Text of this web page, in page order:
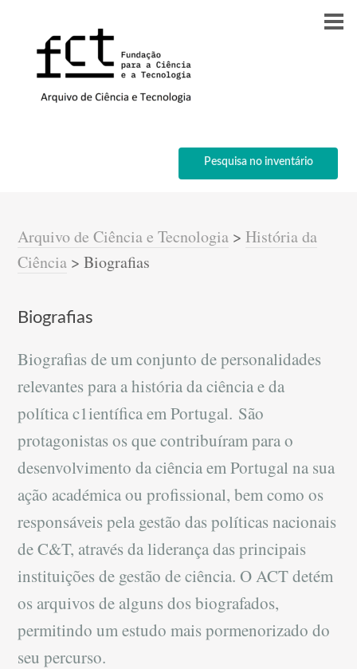
Pesquisa no inventário
Arquivo de Ciência e Tecnologia >História da
Ciência >Biografias
Biografias
Biografias de um conjunto de personalidades
relevantes para a história da ciência e da
política c1ientífica em Portugal. São
protagonistas os que contribuíram para o
desenvolvimento da ciência em Portugal na sua
ação académica ou profissional, bem como os
responsáveis pela gestão das políticas nacionais
de C&T, através da liderança das principais
instituições de gestão de ciência. O ACT detém
os arquivos de alguns dos biografados,
permitindo um estudo mais pormenorizado do
seu percurso.